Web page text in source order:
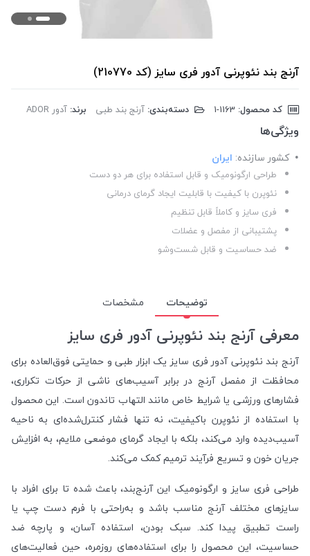
آرنج بند نئوپرنی آدور فری سایز (کد 210770)
کد محصول: دسته‌بندی: آرنج بند طبی برند: آدور ADOR
ویژگی‌ها
کشور سازنده: ایران
طراحی ارگونومیک و قابل استفاده برای هر دو دست
نئوپرن با کیفیت با قابلیت ایجاد گرمای درمانی
فری سایز و کاملاً قابل تنظیم
پشتیبانی از مفصل و عضلات
ضد حساسیت و قابل شست‌وشو
توضیحات مشخصات
معرفی آرنج بند نئوپرنی آدور فری سایز
آرنج بند نئوپرنی آدور فری سایز یک ابزار طبی و حمایتی فوق‌العاده برای
محافظت از مفصل آرنج در برابر آسیب‌های ناشی از حرکات تکراری،
فشارهای ورزشی یا شرایط خاص مانند التهاب تاندون است. این محصول
با استفاده از نئوپرن باکیفیت، نه تنها فشار کنترل‌شده‌ای به ناحیه
آسیب‌دیده وارد می‌کند، بلکه با ایجاد گرمای موضعی ملایم، به افزایش
جریان خون و تسریع فرآیند ترمیم کمک می‌کند.
طراحی فری سایز و ارگونومیک این آرنج‌بند، باعث شده تا برای افراد با
سایزهای مختلف آرنج مناسب باشد و به‌راحتی با فرم دست چپ یا
راست تطبیق پیدا کند. سبک بودن، استفاده آسان، و پارچه ضد
حساسیت، این محصول را برای استفاده‌های روزمره، حین فعالیت‌های